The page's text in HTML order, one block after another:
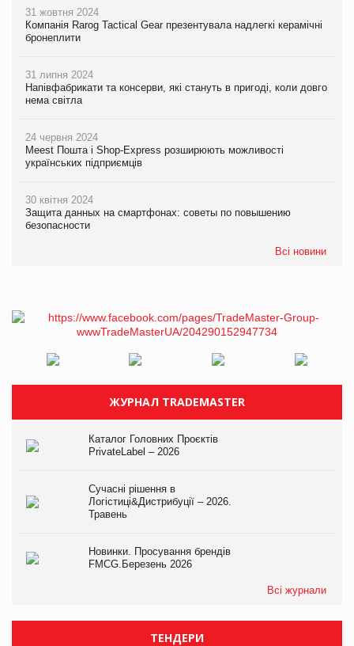
31 жовтня 2024
Компанія Rarog Tactical Gear презентувала надлегкі керамічні
бронеплити
31 липня 2024
Напівфабрикати та консерви, які стануть в пригоді, коли довго
нема світла
24 червня 2024
Meest Пошта і Shop-Express розширюють можливості
українських підприємців
30 квітня 2024
Защита данных на смартфонах: советы по повышению
безопасности
Всі новини
ЖУРНАЛ TRADEMASTER
Каталог Головних Проєктів
PrivateLabel – 2026
Сучасні рішення в
Логістиці&Дистрибуції – 2026.
Травень
Новинки. Просування брендів
FMCG.Березень 2026
Всі журнали
ТЕНДЕРИ